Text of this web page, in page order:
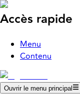
Accès rapide
Menu
Contenu
Ouvrir le menu principal